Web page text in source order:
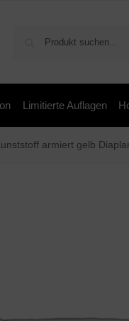
Limitierte Auflagen
armiert gelb